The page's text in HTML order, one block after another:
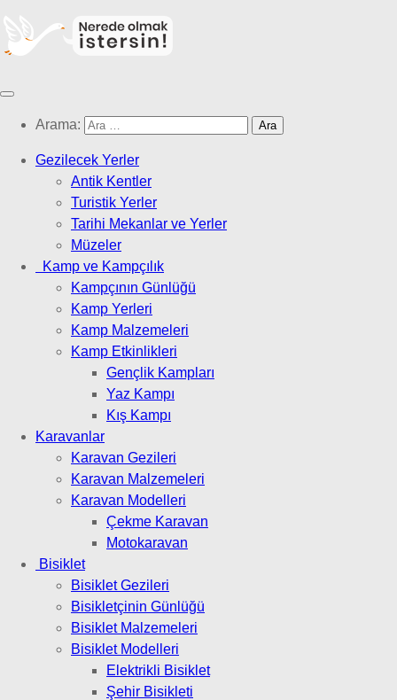
Arama:
Gezilecek Yerler
Antik Kentler
Turistik Yerler
Tarihi Mekanlar ve Yerler
Müzeler
Kamp ve Kampçılık
Kampçının Günlüğü
Kamp Yerleri
Kamp Malzemeleri
Kamp Etkinlikleri
Gençlik Kampları
Yaz Kampı
Kış Kampı
Karavanlar
Karavan Gezileri
Karavan Malzemeleri
Karavan Modelleri
Çekme Karavan
Motokaravan
Bisiklet
Bisiklet Gezileri
Bisikletçinin Günlüğü
Bisiklet Malzemeleri
Bisiklet Modelleri
Elektrikli Bisiklet
Şehir Bisikleti